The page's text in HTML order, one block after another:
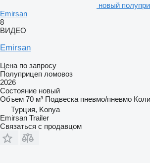
новый
Emirsan
8
ВИДЕО
Emirsan
Цена по запросу
Полуприцеп ломовоз
2026
Состояние новый
Объем 70 м³ Подвеска пневмо/пневмо
Турция, Konya
Emirsan Trailer
Связаться с продавцом